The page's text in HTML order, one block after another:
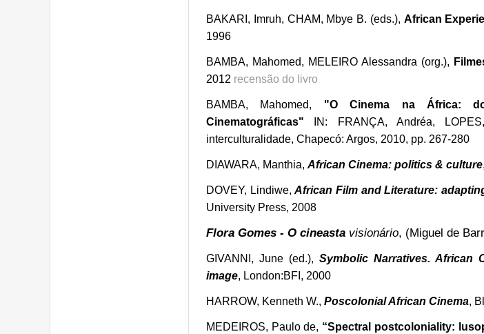
BAKARI, Imruh, CHAM, Mbye B. (eds.), African
1996
BAMBA, Mahomed, MELEIRO Alessandra (org.),
2012 recensão do livro
BAMBA, Mahomed, "O Cinema na África:
Cinematográficas" IN: FRANÇA, Andréa,
interculturalidade, Chapecó: Argos, 2010, pp. 267-280
DIAWARA, Manthia, African Cinema: politics & culture
DOVEY, Lindiwe,African Film and Literature:
University Press, 2008
Flora Gomes - O cineasta visionário, (Miguel de
GIVANNI, June (ed.), Symbolic Narratives. African
image, London:BFI, 2000
HARROW, Kenneth W., Poscolonial African Cinema,
MEDEIROS, Paulo de, “Spectral postcoloniality: